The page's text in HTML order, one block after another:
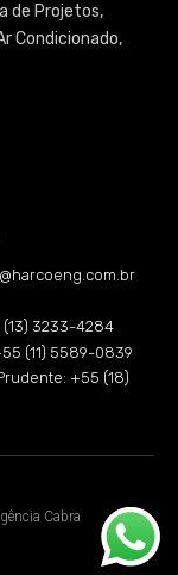
de Projetos,
Condicionado,
3233-4284
(11) 5589-0839
+55 (18)
Cabra